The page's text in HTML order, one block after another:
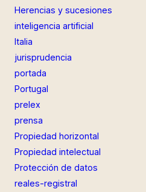
Herencias y sucesiones
inteligencia artificial
Italia
jurisprudencia
portada
Portugal
prelex
prensa
Propiedad horizontal
Propiedad intelectual
Protección de datos
reales-registral